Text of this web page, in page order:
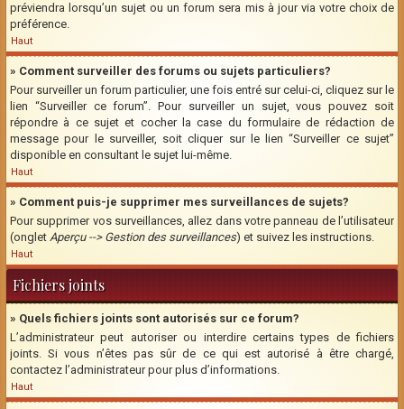
préviendra lorsqu’un sujet ou un forum sera mis à jour via votre choix de
préférence.
Haut
» Comment surveiller des forums ou sujets particuliers?
Pour surveiller un forum particulier, une fois entré sur celui-ci, cliquez sur le
lien “Surveiller ce forum”. Pour surveiller un sujet, vous pouvez soit
répondre à ce sujet et cocher la case du formulaire de rédaction de
message pour le surveiller, soit cliquer sur le lien “Surveiller ce sujet”
disponible en consultant le sujet lui-même.
Haut
» Comment puis-je supprimer mes surveillances de sujets?
Pour supprimer vos surveillances, allez dans votre panneau de l’utilisateur
(onglet Aperçu --> Gestion des surveillances) et suivez les instructions.
Haut
Fichiers joints
» Quels fichiers joints sont autorisés sur ce forum?
L’administrateur peut autoriser ou interdire certains types de fichiers
joints. Si vous n’êtes pas sûr de ce qui est autorisé à être chargé,
contactez l’administrateur pour plus d’informations.
Haut